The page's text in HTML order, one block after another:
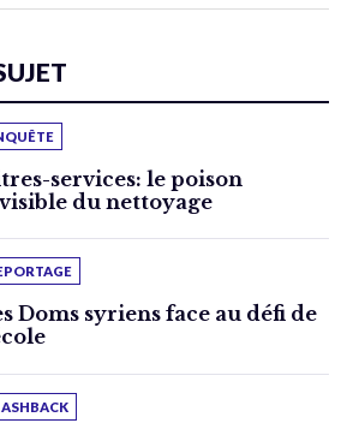
services: le poison
du nettoyage
Doms syriens face au défi de